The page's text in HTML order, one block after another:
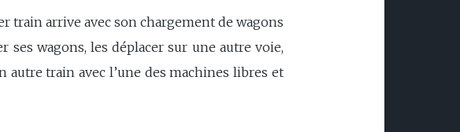
train arrive avec son chargement de wagons
wagons, les déplacer sur une autre voie,
train avec l’une des machines libres et